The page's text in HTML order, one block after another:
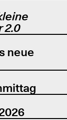
2.0
neue